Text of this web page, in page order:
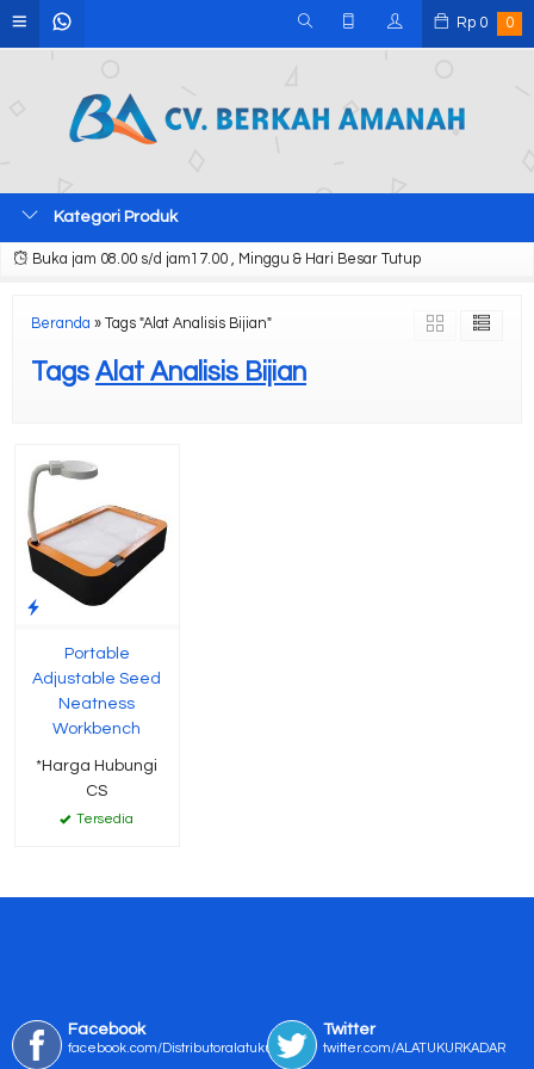
Rp 0 0
Kategori Produk
Buka jam 08.00 s/d jam17.00 , Minggu & Hari Besar Tutup
Beranda » Tags "Alat Analisis Bijian"
Tags Alat Analisis Bijian
Portable
Adjustable Seed
Neatness
Workbench
*Harga Hubungi
CS
Tersedia
Facebook
facebook.com/Distributoralatukur
Twitter
twitter.com/ALATUKURKADAR